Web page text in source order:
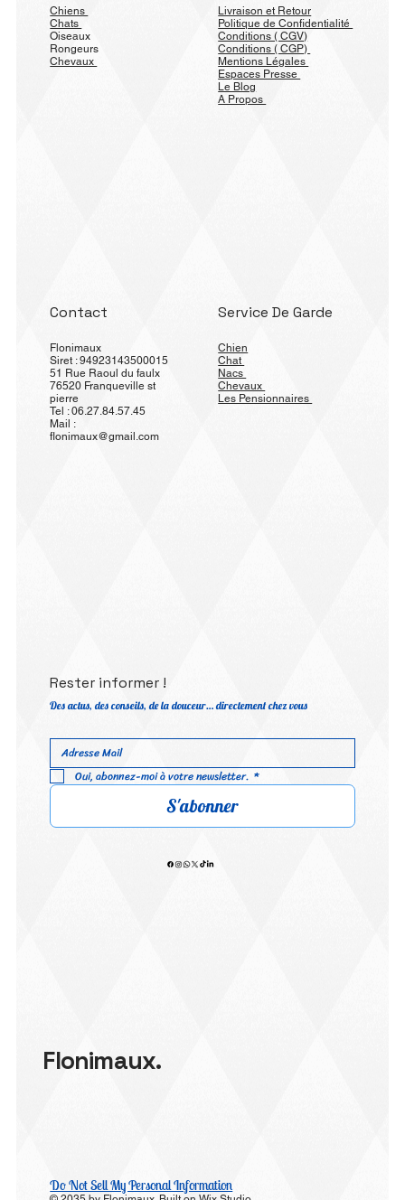
Chiens
Chats
Oiseaux
Rongeurs
Chevaux
Livraison et Retour
Politique de Confidentialité
Conditions ( CGV)
Conditions ( CGP)
Mentions Légales
Espaces Presse
Le Blog
A Propos
Contact
Flonimaux
Siret : 94923143500015
51 Rue Raoul du faulx
76520 Franqueville st
pierre
Tel : 06.27.84.57.45
Mail :
flonimaux@gmail.com
Service De Garde
Chien
Chat
Nacs
Chevaux
Les Pensionnaires
Rester informer !
Des actus, des conseils, de la douceur… directement chez vous
Oui, abonnez-moi à votre newsletter. *
S'abonner
Flonimaux.
Do Not Sell My Personal Information